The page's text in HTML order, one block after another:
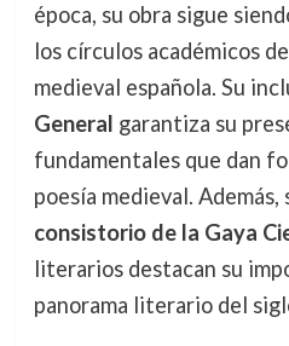
época, su obra sigue
los círculos académicos
medieval española. Su
General garantiza su
fundamentales que dan
poesía medieval.
consistorio de la Gaya
literarios destacan su
panorama literario del